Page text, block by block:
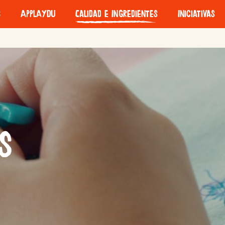
APPLAYDU Calidad e Ingredientes Iniciativas